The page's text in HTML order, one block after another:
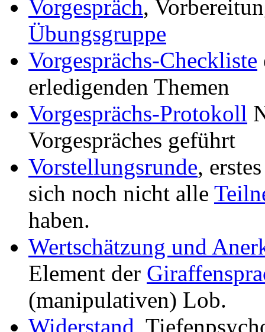
Vorgespräch,
Übungsgruppe
Vorgesprächs-Checkliste
erledigenden Themen
Vorgesprächs-Protokoll
Vorgespräches geführt
Vorstellungsrunde,
sich noch nicht alle
haben.
Wertschätzung und
Element der
(manipulativen) Lob.
Widerstand ,